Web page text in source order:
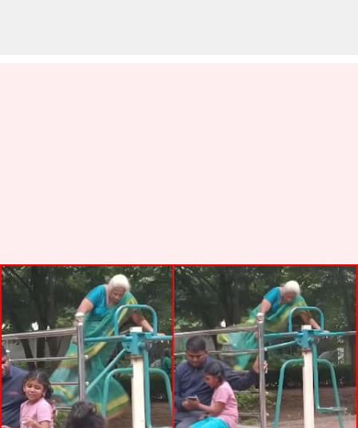
Bengaluru: చీరకట్టులో బామ్మ జిమ్
వీడియో వైరల్.. ఓపెన్ జిమ్ భద్రతపై
చర్చ
వ్రాసిన వారు Sirish Praharaju Jul 08, 2026 11:31 am
ఈ వార్తాకథనం ఏంటి